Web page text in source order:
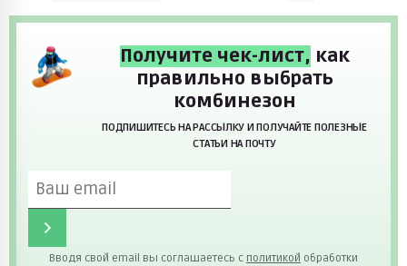
Получите чек-лист, как
правильно выбрать
комбинезон
ПОДПИШИТЕСЬ НА РАССЫЛКУ И ПОЛУЧАЙТЕ ПОЛЕЗНЫЕ
СТАТЬИ НА ПОЧТУ
Вводя свой email вы соглашаетесь с политикой обработки